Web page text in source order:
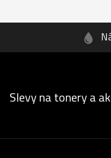
Slevy na tonery a